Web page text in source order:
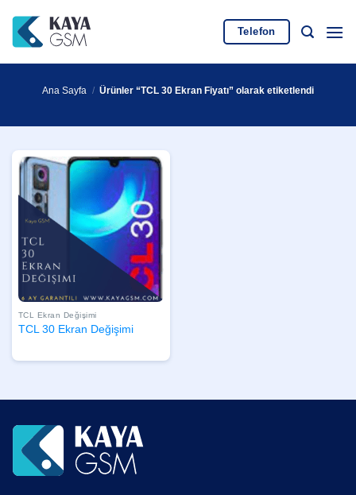
atla
Telefon
Ana Sayfa / Ürünler “TCL 30 Ekran Fiyatı” olarak etiketlendi
TCL Ekran Değişimi
TCL 30 Ekran Değişimi